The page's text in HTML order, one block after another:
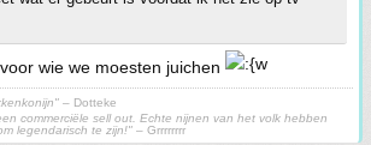
wie we moesten juichen
– Dotteke
commerciële sell out. Echte nijnen van het volk hebben
legendarisch te zijn!" – Grrrrrrrr